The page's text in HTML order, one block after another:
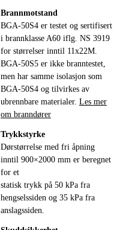
Brannmotstand
BGA-50S4 er testet og sertifisert
i brannklasse A60 iflg. NS 3919
for størrelser inntil 11x22M.
BGA-50S5 er ikke branntestet,
men har samme isolasjon som
BGA-50S4 og tilvirkes av
ubrennbare materialer. Les mer
om branndører
Trykkstyrke
Dørstørrelse med fri åpning
inntil 900×2000 mm er beregnet
for et
statisk trykk på 50 kPa fra
hengselssiden og 35 kPa fra
anslagssiden.